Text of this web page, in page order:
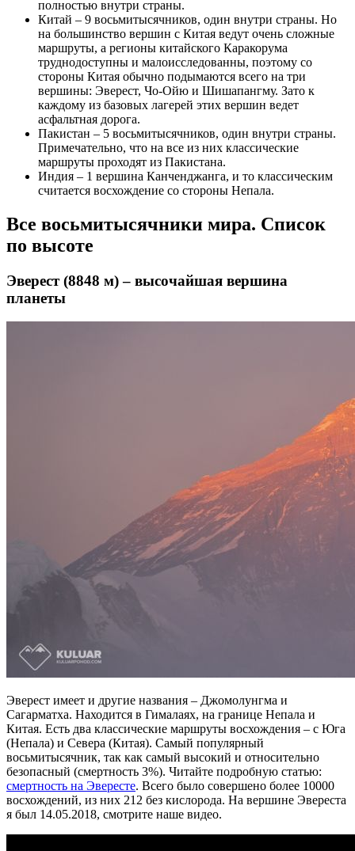
полностью внутри страны.
Китай – 9 восьмитысячников, один внутри страны. Но
на большинство вершин с Китая ведут очень сложные
маршруты, а регионы китайского Каракорума
труднодоступны и малоисследованны, поэтому со
стороны Китая обычно подымаются всего на три
вершины: Эверест, Чо-Ойю и Шишапангму. Зато к
каждому из базовых лагерей этих вершин ведет
асфальтная дорога.
Пакистан – 5 восьмитысячников, один внутри страны.
Примечательно, что на все из них классические
маршруты проходят из Пакистана.
Индия – 1 вершина Канченджанга, и то классическим
считается восхождение со стороны Непала.
Все восьмитысячники мира. Список
по высоте
Эверест (8848 м) – высочайшая вершина
планеты
Эверест имеет и другие названия – Джомолунгма и
Сагарматха. Находится в Гималаях, на границе Непала и
Китая. Есть два классические маршруты восхождения – с Юга
(Непала) и Севера (Китая). Самый популярный
восьмитысячник, так как самый высокий и относительно
безопасный (смертность 3%). Читайте подробную статью:
смертность на Эвересте. Всего было совершено более 10000
восхождений, из них 212 без кислорода. На вершине Эвереста
я был 14.05.2018, смотрите наше видео.